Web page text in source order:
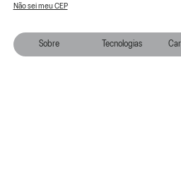
Sobre Tecnologias
Não sei meu CEP